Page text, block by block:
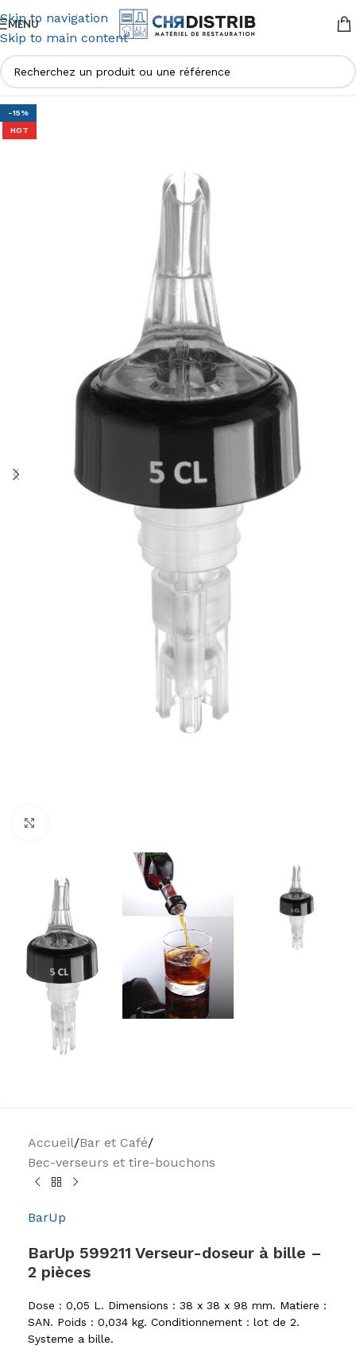
Skip to navigation
Skip to main content
MENU
-15%
HOT
Accueil/Bar et Café/
Bec-verseurs et tire-bouchons
BarUp
BarUp 599211 Verseur-doseur à bille –
2 pièces
Dose : 0,05 L. Dimensions : 38 x 38 x 98 mm. Matiere :
SAN. Poids : 0,034 kg. Conditionnement : lot de 2.
Systeme a bille.